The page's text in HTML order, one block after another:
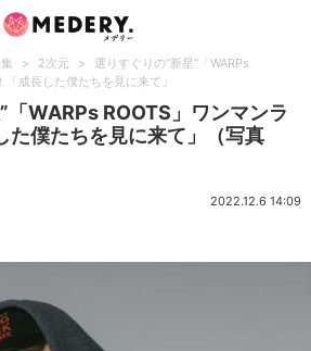
> 2次元 >
選りすぐりの“新星”「WARPs
成長した僕たちを見に来て」
「WARPs ROOTS」ワンマンラ
た僕たちを見に来て」（写真
2022.12.6 14:09